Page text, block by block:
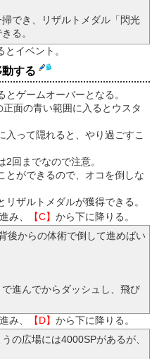
でき、リザルトメダル「閃光
る。
イベント。
する
ゲームオーバーとなる。
面の青い範囲に入るとウスタ
入って隠れると、やり過ごすこ
回までなので注意。
とができるので、オコを倒しな
ザルトメダルが獲得できる。
み、
【C】 から下に降りる。
後からの体術で倒して進めばい
進んでからダッシュし、飛び
み、
【D】 から下に降りる。
の広場には4000SPがあるが、